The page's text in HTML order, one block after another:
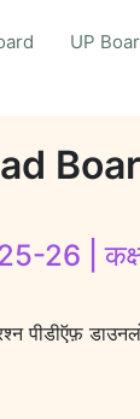
UP
| कक्षा
पीडीऍफ़